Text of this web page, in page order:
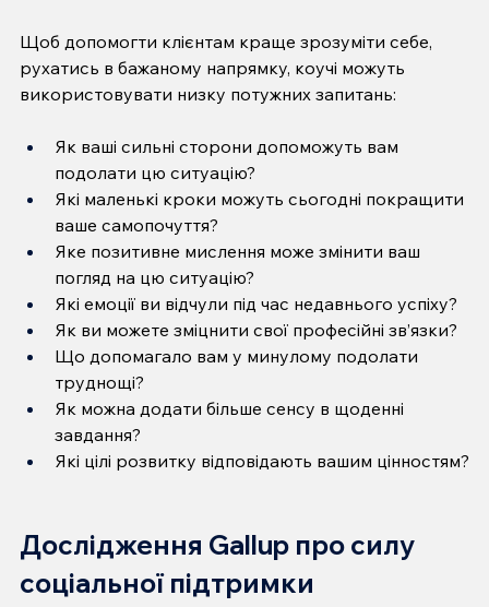
Щоб допомогти клієнтам краще зрозуміти себе,
рухатись в бажаному напрямку, коучі можуть
використовувати низку потужних запитань:
Як ваші сильні сторони допоможуть вам
подолати цю ситуацію?
Які маленькі кроки можуть сьогодні покращити
ваше самопочуття?
Яке позитивне мислення може змінити ваш
погляд на цю ситуацію?
Які емоції ви відчули під час недавнього успіху?
Як ви можете зміцнити свої професійні зв’язки?
Що допомагало вам у минулому подолати
труднощі?
Як можна додати більше сенсу в щоденні
завдання?
Які цілі розвитку відповідають вашим цінностям?
Дослідження Gallup про силу
соціальної підтримки